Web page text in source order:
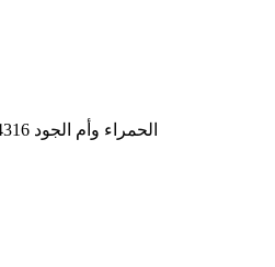
Unnamed Road, الحمراء وأم الجود 24316، السعودية